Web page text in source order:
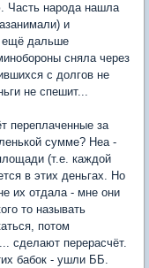
Часть народа нашла
и
ещё дальше
сняла через
с долгов не
не спешит...
переплаченные за
сумме? Неа -
(т.е. каждой
в этих деньгах. Но
их отдала - мне они
то называть
потом
сделают перерасчёт.
бабок - ушли ББ.